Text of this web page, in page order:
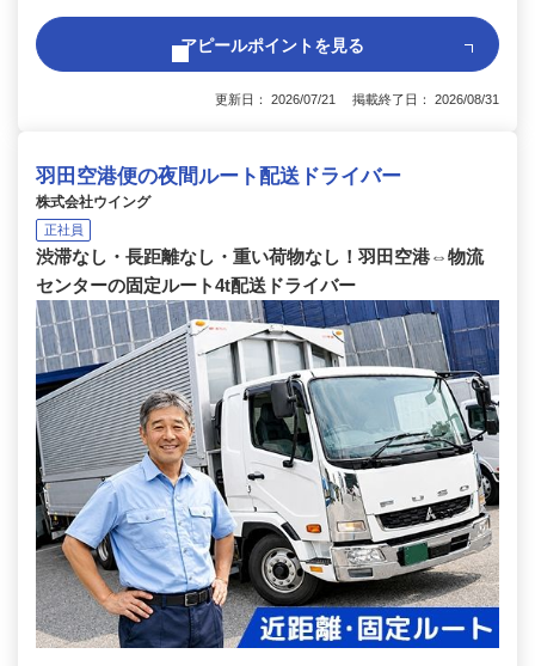
アピールポイントを見る
更新日： 2026/07/21 掲載終了日： 2026/08/31
羽田空港便の夜間ルート配送ドライバー
株式会社ウイング
正社員
渋滞なし・長距離なし・重い荷物なし！羽田空港⇔物流
センターの固定ルート4t配送ドライバー